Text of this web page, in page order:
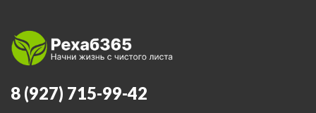
8 (927) 715-99-42